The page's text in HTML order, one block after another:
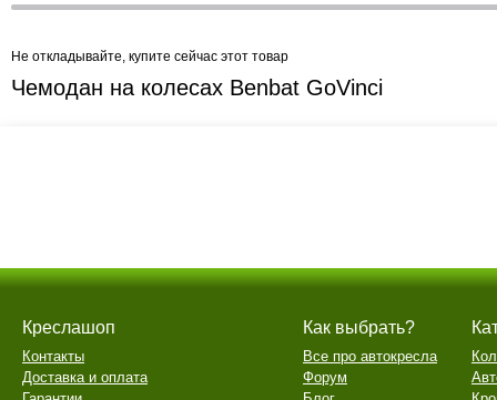
Не откладывайте, купите сейчас этот товар
Чемодан на колесах Benbat GoVinci
Креслашоп
Контакты
Доставка и оплата
Как выбрать?
Все про автокресла
Форум